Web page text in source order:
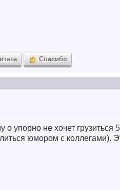
Спасибо
о упорно не хочет
юмором с коллегами).